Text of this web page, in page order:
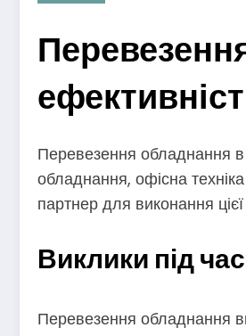
Перевезення обладнання в
обладнання, офісна
партнер для виконання
Виклики під
Перевезення обладнання